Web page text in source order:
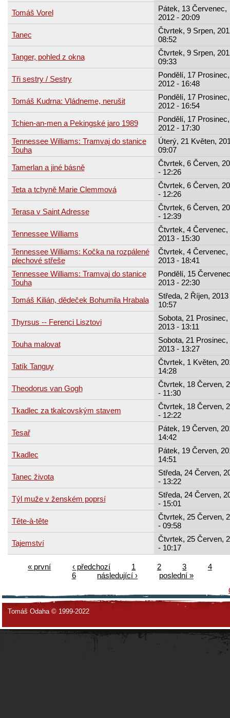
Tomáš Vorel
Pátek, 13 Červenec,
2012 - 20:09
Tanec
Čtvrtek, 9 Srpen,
08:52
Tanger, pohled z okna
Čtvrtek, 9 Srpen,
09:33
Tři sestry / Sestry
Pondělí, 17 Prosinec,
2012 - 16:48
Tomáš Kudrna: Vládneme, nerušit
Pondělí, 17 Prosinec,
2012 - 16:54
Tchien-an-men a Pekingské jaro 1989
Pondělí, 17 Prosinec,
2012 - 17:30
Tennessee Williams: Tramvaj do stanice
Touha
Úterý, 21 Květen,
09:07
Tamerlan a jiné básně
Čtvrtek, 6 Červen,
- 12:26
Teta a tchyně Marie Clemmová
Čtvrtek, 6 Červen,
- 12:26
Terasa v Saint Adresse
Čtvrtek, 6 Červen,
- 12:39
Tennessee Williams
Čtvrtek, 4 Červenec,
2013 - 15:30
Tennessee Williams: Kočka na rozpálené
plechové střeše
Čtvrtek, 4 Červenec,
2013 - 18:41
Tennessee Williams: Tramvaj do stanice
Touha
Pondělí, 15
2013 - 22:30
Tomáš Kilián, dědeček Bohumila Hrabala
Středa, 2 Říjen, 2013
10:57
Thyrsus -- Ferenci Lisztovi
Sobota, 21 Prosinec,
2013 - 13:11
Touha malovat
Sobota, 21 Prosinec,
2013 - 13:27
Tatík Tanguy
Čtvrtek, 1 Květen,
14:28
Theodorus van Gogh
Čtvrtek, 18 Červen,
- 11:30
Tkadlec za tkalcovským stavem
Čtvrtek, 18 Červen,
- 12:22
Tesař
Pátek, 19 Červen,
14:42
Tkadlec
Pátek, 19 Červen,
14:51
Tanec života
Středa, 24 Červen,
- 13:22
Týl muže v ženském poprsí
Středa, 24 Červen,
- 15:01
Tête-à-tête
Čtvrtek, 25 Červen,
- 09:58
Tajemství
Čtvrtek, 25 Červen,
- 10:17
« první ‹ předchozí 1 2 3
4
6
následující ›
poslední »
Tomáš Odaha © 1999-2022